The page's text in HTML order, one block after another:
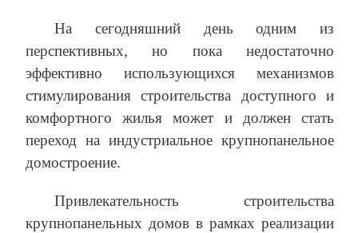
На сегодняшний день одним из
перспективных, но пока недостаточно
эффективно использующихся механизмов
стимулирования строительства доступного и
комфортного жилья может и должен стать
переход на индустриальное крупнопанельное
домостроение.
Привлекательность строительства
крупнопанельных домов в рамках реализации